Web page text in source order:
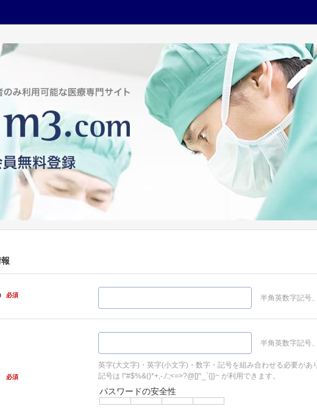
必須 半角英数字記号
必須
半角英数字記号
英字(大文字)・英字(小文字)・数字・記号を組み合わせる必要があ
記号は !"#$%&()*+,-./:;<=>?@[]^_`{|}~ が利用できます。
パスワードの安全性